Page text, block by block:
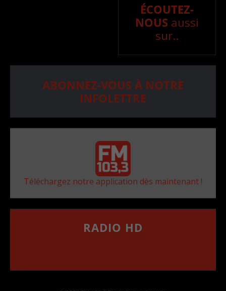
ÉCOUTEZ-
NOUS aussi
sur..
ABONNEZ-VOUS À NOTRE
INFOLETTRE
Téléchargez notre application dès maintenant !
RADIO HD